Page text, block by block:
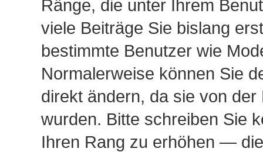
Ränge, die unter Ihrem
viele Beiträge Sie bislang
bestimmte Benutzer wie
Normalerweise können Sie
direkt ändern, da sie von
wurden. Bitte schreiben Sie
Ihren Rang zu erhöhen —